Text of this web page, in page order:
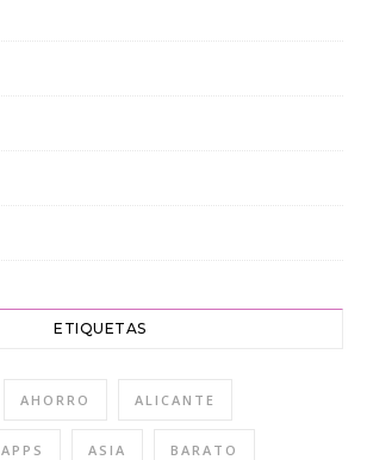
ETIQUETAS
AHORRO ALICANTE
APPS ASIA BARATO